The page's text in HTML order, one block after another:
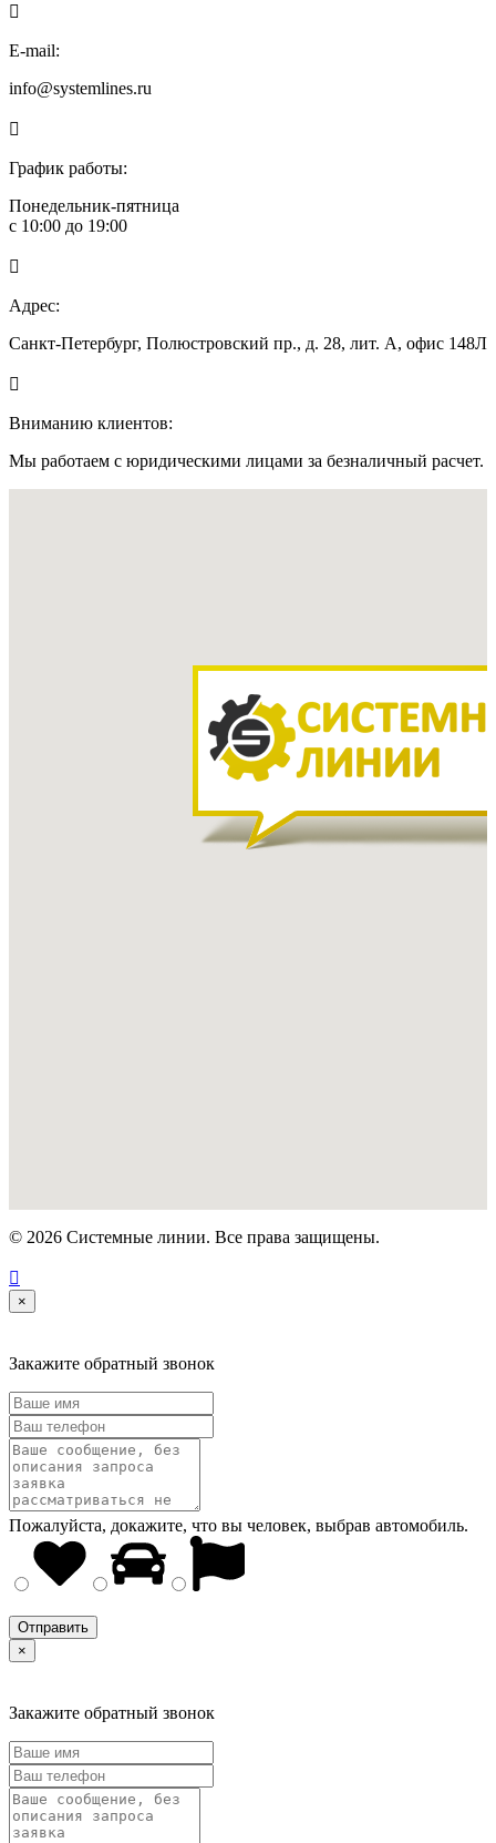

E-mail:
info@systemlines.ru

График работы:
Понедельник-пятница
с 10:00 до 19:00

Адрес:
Санкт-Петербург, Полюстровский пр., д. 28, лит. А, офис 148Л

Вниманию клиентов:
Мы работаем с юридическими лицами за безналичный расчет.
© 2026 Системные линии. Все права защищены.

×
Закажите обратный звонок
Пожалуйста, докажите, что вы человек, выбрав автомобиль.
×
Закажите обратный звонок